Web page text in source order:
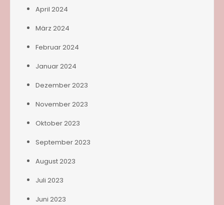
April 2024
März 2024
Februar 2024
Januar 2024
Dezember 2023
November 2023
Oktober 2023
September 2023
August 2023
Juli 2023
Juni 2023